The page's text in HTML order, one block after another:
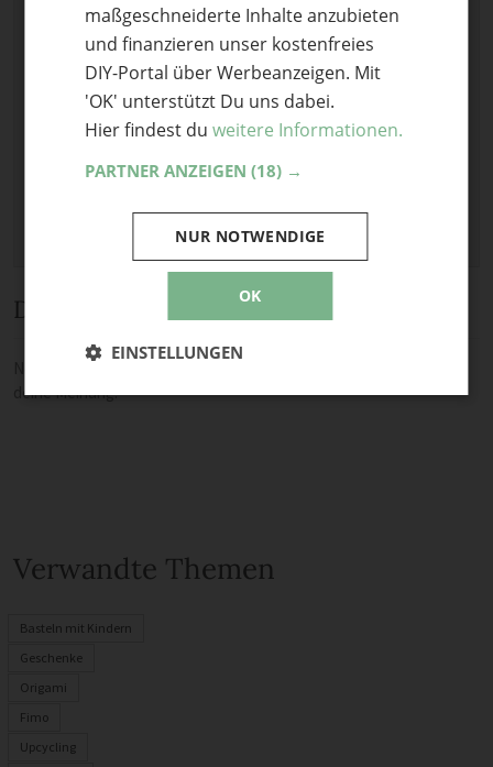
Optional: Foto teilen
Bild anhängen
Keine Datei ausgewählt
Maximale Dateigröße: 8 MB.
Diskussion
Noch keine Kommentare — sei die Erste oder der Erste und teile
deine Meinung.
Verwandte Themen
Basteln mit Kindern
Geschenke
Origami
Fimo
Upcycling
maßgeschneiderte Inhalte anzubieten
und finanzieren unser kostenfreies
DIY-Portal über Werbeanzeigen. Mit
'OK' unterstützt Du uns dabei.
Hier findest du weitere Informationen.
PARTNER ANZEIGEN (18) →
OK
NUR NOTWENDIGE
EINSTELLUNGEN